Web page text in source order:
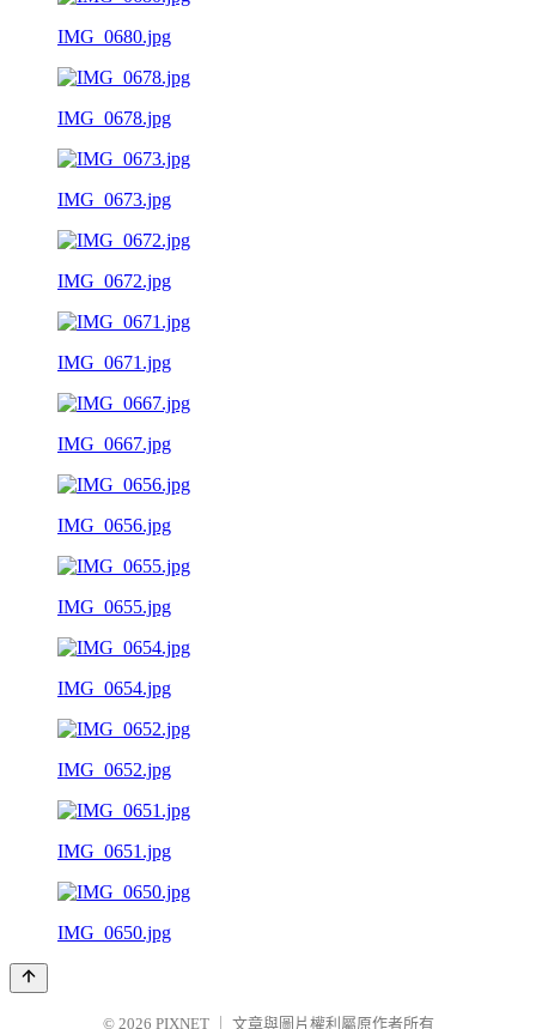
IMG_0680.jpg
IMG_0678.jpg
IMG_0673.jpg
IMG_0672.jpg
IMG_0671.jpg
IMG_0667.jpg
IMG_0656.jpg
IMG_0655.jpg
IMG_0654.jpg
IMG_0652.jpg
IMG_0651.jpg
IMG_0650.jpg
© 2026 PIXNET 文章與圖片權利屬原作者所有